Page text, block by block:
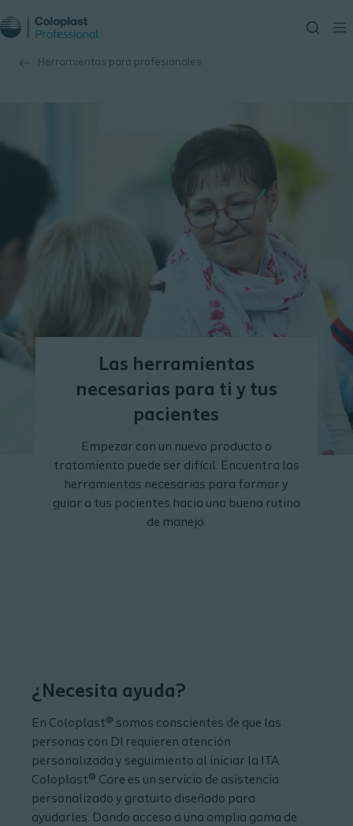
Herramientas para profesionales
Las herramientas
necesarias para ti y tus
pacientes
Empezar con un nuevo producto o
tratamiento puede ser difícil. Encuentra las
herramientas necesarias para formar y
guiar a tus pacientes hacia una buena rutina
de manejo.
¿Necesita ayuda?
En Coloplast® somos conscientes de que las
personas con DI requieren atención
personalizada y seguimiento al iniciar la ITA.
Coloplast® Care es un servicio de asistencia
personalizado y gratuito diseñado para
ayudarles. Dando acceso a una amplia gama de